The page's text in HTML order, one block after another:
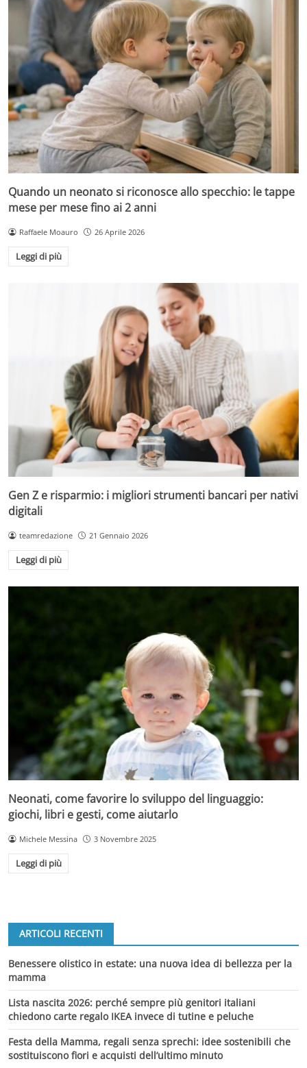
Quando un neonato si riconosce allo specchio: le tappe
mese per mese fino ai 2 anni
Raffaele Moauro 26 Aprile 2026
Leggi di più
Gen Z e risparmio: i migliori strumenti bancari per nativi
digitali
teamredazione 21 Gennaio 2026
Leggi di più
Neonati, come favorire lo sviluppo del linguaggio:
giochi, libri e gesti, come aiutarlo
Michele Messina 3 Novembre 2025
Leggi di più
ARTICOLI RECENTI
Benessere olistico in estate: una nuova idea di bellezza per la
mamma
Lista nascita 2026: perché sempre più genitori italiani
chiedono carte regalo IKEA invece di tutine e peluche
Festa della Mamma, regali senza sprechi: idee sostenibili che
sostituiscono fiori e acquisti dell’ultimo minuto